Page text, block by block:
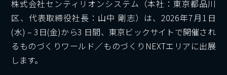
株式会社センティリオンシステム（本社：東京都品川
区、代表取締役社長：山中 剛志）は、2026年7月1日
(水) – 3日(金)から3 ⽇間、東京ビックサイトで開催され
るものづくりワールド／ものづくりNEXTエリアに出展
します。